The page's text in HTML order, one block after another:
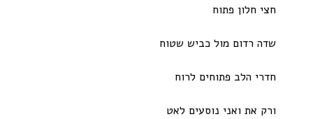
חצי חלון פתוח
שדה רדום מול כביש שטוח
חדרי הלב פתוחים לרוח
ורק את ואני נוסעים לאט